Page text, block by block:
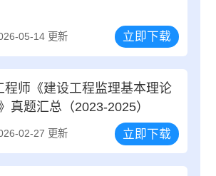
05-14 更新 立即下载
程师《建设工程监理基本理论
真题汇总（2023-2025）
02-27 更新 立即下载